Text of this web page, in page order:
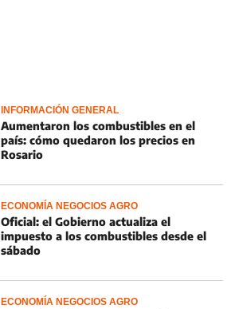
INFORMACIÓN GENERAL
Aumentaron los combustibles en el
país: cómo quedaron los precios en
Rosario
ECONOMÍA NEGOCIOS AGRO
Oficial: el Gobierno actualiza el
impuesto a los combustibles desde el
sábado
ECONOMÍA NEGOCIOS AGRO